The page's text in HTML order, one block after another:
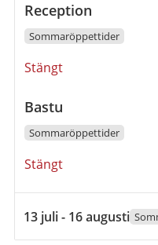
Reception
Sommaröppettider
Öppettider
Stängt
Bastu
Sommaröppettider
Öppettider
Stängt
13
juli
13 juli - 16 augusti